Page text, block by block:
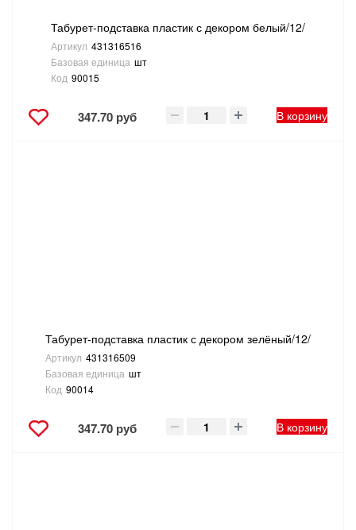
Табурет-подставка пластик с декором белый/12/
Артикул 431316516
Базовая единица шт
Код 90015
347.70 руб В корзину
Табурет-подставка пластик с декором зелёный/12/
Артикул 431316509
Базовая единица шт
Код 90014
347.70 руб В корзину